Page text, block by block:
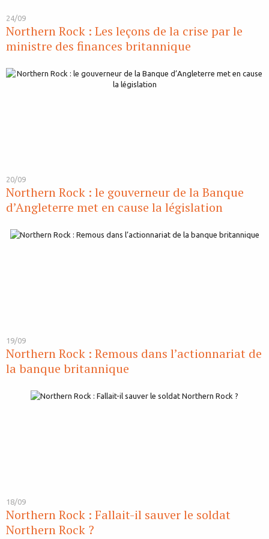
24/09
Northern Rock : Les leçons de la crise par le
ministre des finances britannique
20/09
Northern Rock : le gouverneur de la Banque
d’Angleterre met en cause la législation
19/09
Northern Rock : Remous dans l’actionnariat de
la banque britannique
18/09
Northern Rock : Fallait-il sauver le soldat
Northern Rock ?